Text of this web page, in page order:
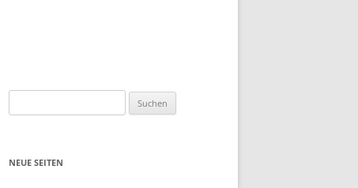
nach:
NEUE SEITEN